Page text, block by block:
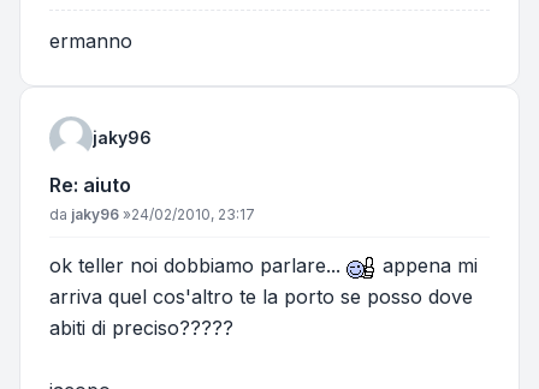
ermanno
jaky96
Re: aiuto
Messaggio
da jaky96 »24/02/2010, 23:17
ok teller noi dobbiamo parlare...
appena mi
arriva quel cos'altro te la porto se posso dove
abiti di preciso?????